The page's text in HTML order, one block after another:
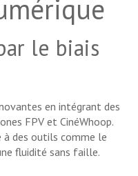
le biais
en intégrant des
FPV et CinéWhoop.
à des outils comme le
fluidité sans faille.